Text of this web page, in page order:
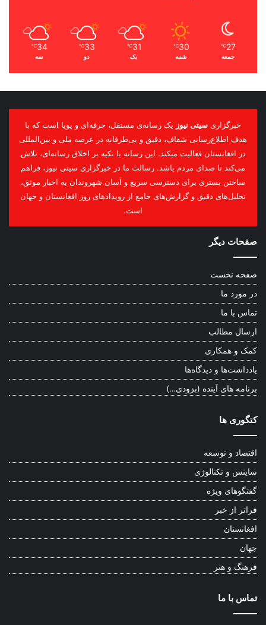
27
℃
جمعه
30
℃
شنبه
31
℃
یک
33
℃
دو
34
℃
سه
خبرگزاری سیتی نیوز یک رسانه‌ی مستقل، حرفه‌ای و پویا است که با
هدف اطلاع‌رسانی شفاف، دقیق و بی‌طرفانه در عرصه ملی و بین‌المللی
در افغانستان فعالیت میکند. این رسانه با تکیه بر اخلاق رسانه‌ای، تلاش
می‌کند تا صدای مردم باشد. رسالت ما در خبرگزاری سیتی نیوز، فراهم
ساختن بستری برای دسترسی سریع و آسان شهروندان به اخبار موثق،
تحلیل‌های دقیق و گزارش‌های جامع از رویدادهای روز افغانستان و جهان
است.
صفحات دیگر
صفحه نخست
در مورد ما
تماس با ما
ارسال مطالب
کمک و همکاری
یادداشت‌ها و دیدگاه‌ها
برنامه های آینده (بزودی…)
کتگوری ها
اقتصاد و توسعه
ساینس و تکنالوژی
گفتگوهای ویژه
فراتر از خبر
افغانستان
جهان
فرهنگ و هنر
تماس با ما